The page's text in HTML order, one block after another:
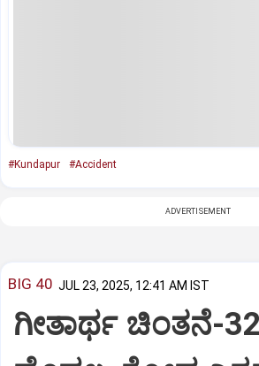
#Kundapur #Accident
ADVERTISEMENT
BIG 40 JUL 23, 2025, 12:41 AM IST
ಗೀತಾರ್ಥ ಚಿಂತನೆ-